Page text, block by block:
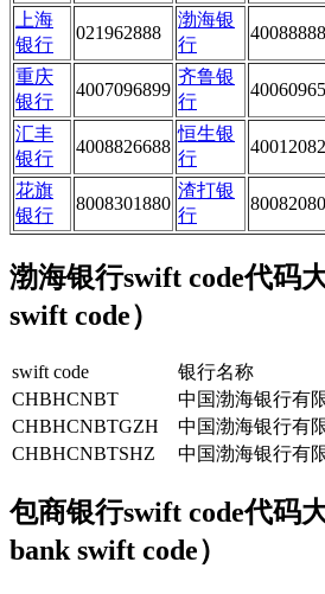
上海
银行
021962888
渤海银
行
重庆
银行
4007096899
齐鲁银
行
汇丰
银行
4008826688
恒生银
行
花旗
银行
8008301880
渣打银
行
渤海银行swift code代码
swift code）
swift code 银行名称
CHBHCNBT
中国渤海银行有
CHBHCNBTGZH
中国渤海银行有
CHBHCNBTSHZ
中国渤海银行有
包商银行swift code代码
bank swift code）